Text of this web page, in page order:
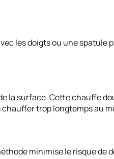
les doigts ou une spatule
la surface. Cette chauffe
trop longtemps au
minimise le risque de